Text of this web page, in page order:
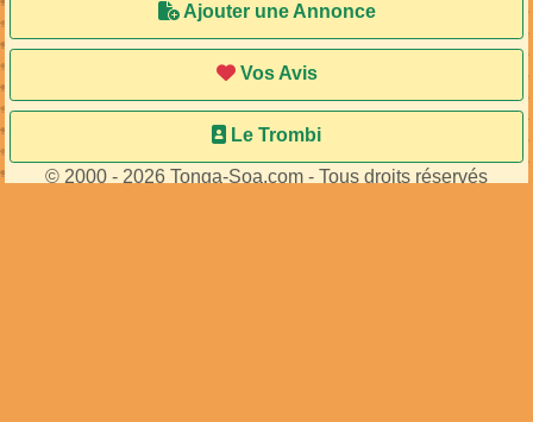
Ajouter une Annonce
Vos Avis
Le Trombi
© 2000 - 2026 Tonga-Soa.com - Tous droits réservés